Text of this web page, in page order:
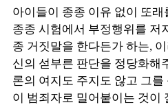
아이들이 종종 이유 없이 또
종종 시험에서 부정행위를 저
종 거짓말을 한다든가 하는,
신의 섣부른 판단을 정당화해
론의 여지도 주지도 않고 그
이 범죄자로 밀어붙이는 것이